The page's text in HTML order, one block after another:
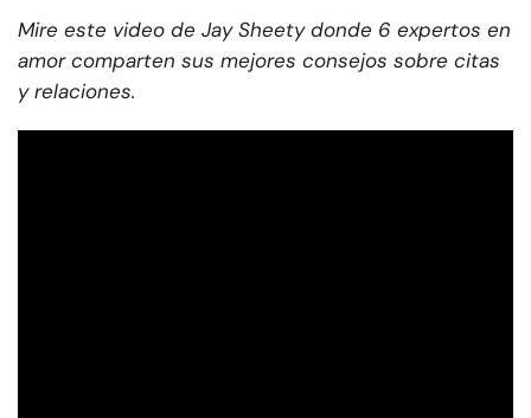
Mire este video de Jay Sheety donde 6 expertos en
amor comparten sus mejores consejos sobre citas
y relaciones.